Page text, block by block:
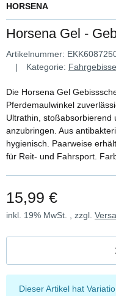
HORSENA
Horsena Gel -
Artikelnummer:
Kategorie:
Die Horsena Gel
Pferdemaulwinkel
Ultrathin, stoßabsorbierend
anzubringen. Aus
hygienisch. Paarweise
für Reit- und Fahrsport.
15,99 €
inkl. 19% MwSt. , zzgl.
x
Dieser Artikel hat